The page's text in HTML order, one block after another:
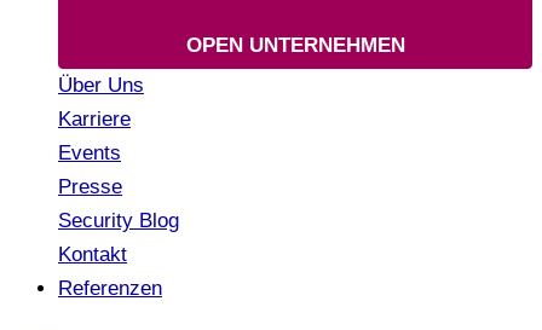
OPEN UNTERNEHMEN
Über Uns
Karriere
Events
Presse
Security Blog
Kontakt
Referenzen